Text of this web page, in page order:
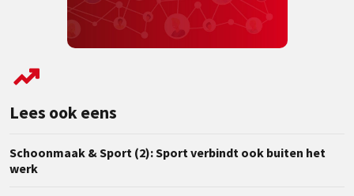
Lees ook eens
Schoonmaak & Sport (2): Sport verbindt ook buiten het
werk